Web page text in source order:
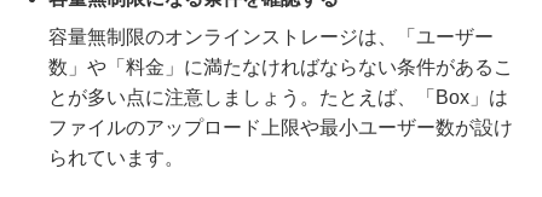
容量無制限のオンラインストレージは、「ユーザー
数」や「料金」に満たなければならない条件があるこ
とが多い点に注意しましょう。たとえば、「Box」は
ファイルのアップロード上限や最小ユーザー数が設け
られています。